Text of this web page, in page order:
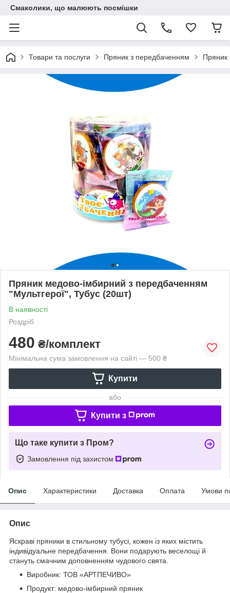
Смаколики, що малюють посмішки
Товари та послуги Пряник з передбаченням Пряник
Пряник медово-імбирний з передбаченням
"Мультгерої", Тубус (20шт)
В наявності
Роздріб
480 ₴/комплект
Мінімальна сума замовлення на сайті — 500 ₴
Купити
або
Купити з
Що таке купити з Пром?
Замовлення під захистом
Опис Характеристики Доставка Оплата Умови
Опис
Яскраві пряники в стильному тубусі, кожен із яких містить
індивідуальне передбачення. Вони подарують веселощі й
стануть смачним доповненням чудового свята.
Виробник: ТОВ «АРТПЕЧИВО»
Продукт: медово-імбирний пряник